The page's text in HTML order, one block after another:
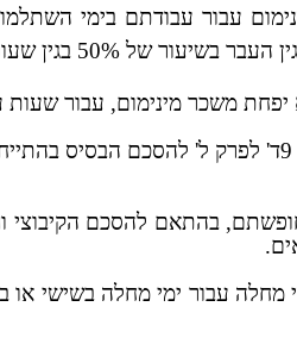
עבור עבודתם בימי
יפחת משכר מינימום, עבור
סעד הצהרתי על פיו המשיבה מחוייבת לקיים את
חופשתם, בהתאם להסכם
עבור ימי מחלה בשישי או